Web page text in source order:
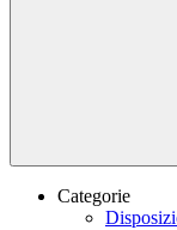
Categorie